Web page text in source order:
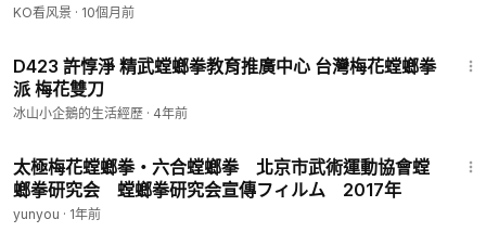
KO看风景 · 10個月前
D423 許惇淨 精武螳螂拳教育推廣中心 台灣梅花螳螂拳
派 梅花雙刀
冰山小企鵝的生活經歷 · 4年前
太極梅花螳螂拳・六合螳螂拳 北京市武術運動協會螳
螂拳研究会 螳螂拳研究会宣傳フィルム 2017年
yunyou · 1年前